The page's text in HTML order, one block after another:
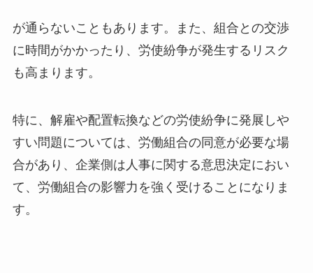
が通らないこともあります。また、組合との交渉
に時間がかかったり、労使紛争が発生するリスク
も高まります。
特に、解雇や配置転換などの労使紛争に発展しや
すい問題については、労働組合の同意が必要な場
合があり、企業側は人事に関する意思決定におい
て、労働組合の影響力を強く受けることになりま
す。